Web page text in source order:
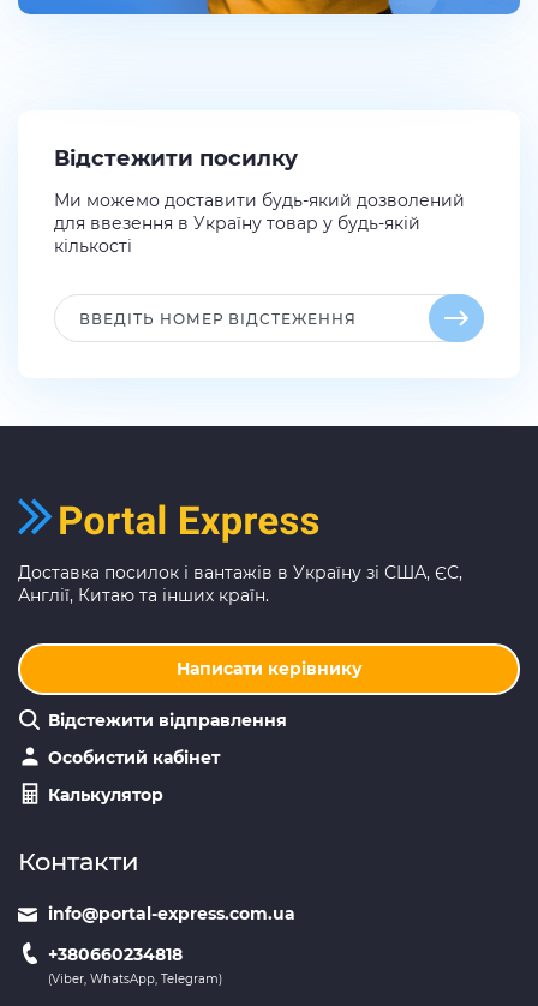
Відстежити посилку
Ми можемо доставити будь-який дозволений
для ввезення в Україну товар у будь-якій
кількості
Доставка посилок і вантажів в Україну зі США, ЄС,
Англії, Китаю та інших країн.
Написати керівнику
Відстежити відправлення
Особистий кабінет
Калькулятор
Контакти
info@portal-express.com.ua
+380660234818
(Viber, WhatsApp, Telegram)